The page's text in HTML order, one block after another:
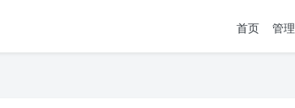
首页 管理